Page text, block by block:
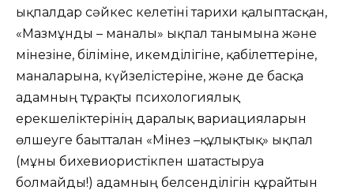
ықпалдар сәйкес келетіні тарихи қалыптасқан,
«Мазмұнды – мағналы» ықпал танымына және
мінезіне, біліміне, икемділігіне, қабілеттеріне,
мағналарына, күйзелістеріне, және де басқа
адамның тұрақты психологиялық
ерекшеліктерінің даралық вариацияларын
өлшеуге бағытталған «Мінез –құлықтық» ықпал
(мұны бихевиористікпен шатастыруға
болмайды!) адамның белсенділігін құрайтын